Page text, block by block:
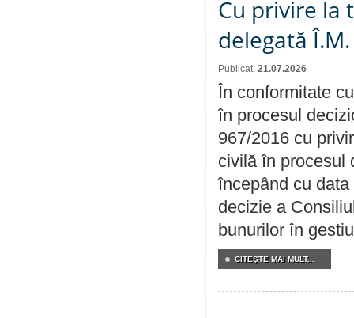
Cu privire la
delegată
Publicat: 21.07.2026
În conformitate
în procesul
967/2016 cu
civilă în procesul
începând cu
decizie a
bunurilor în
CITEŞTE MAI MULT...